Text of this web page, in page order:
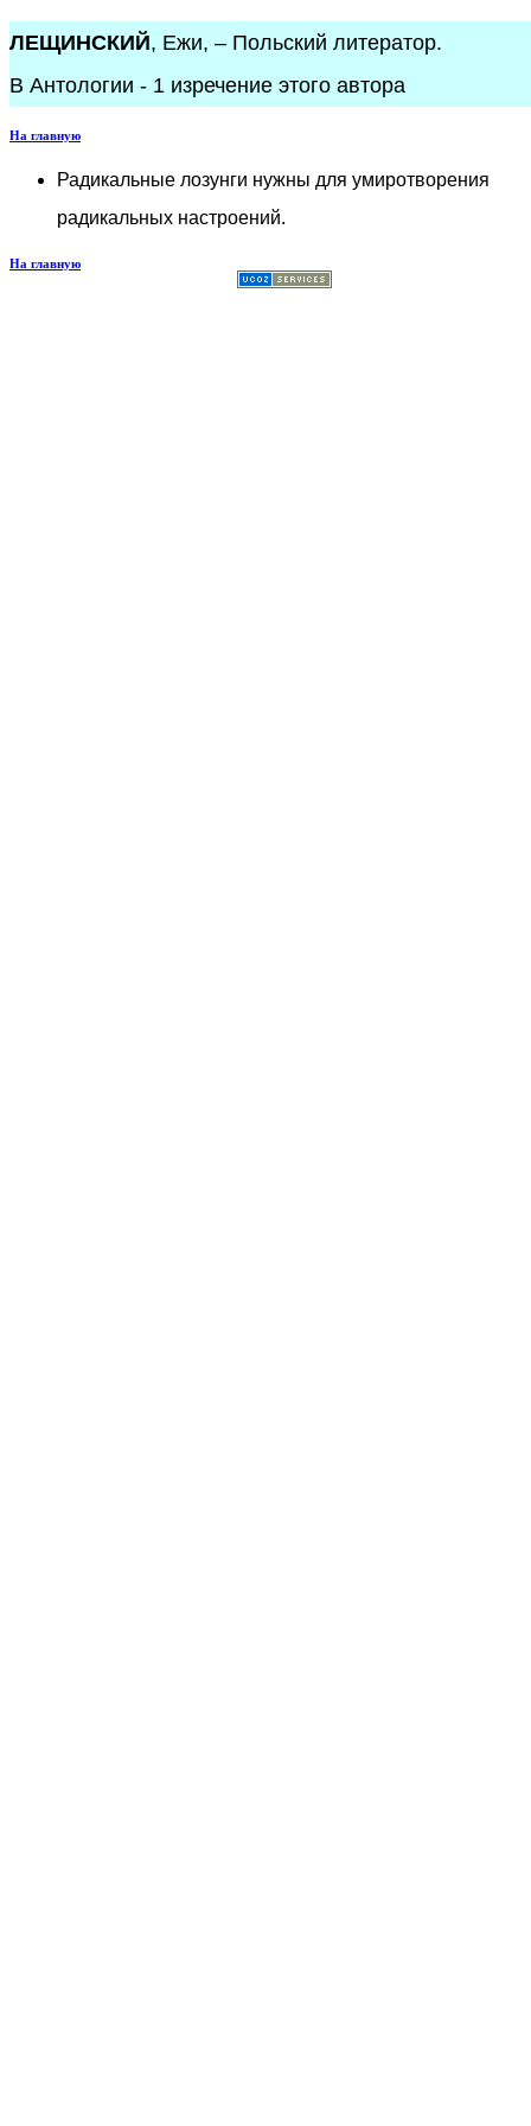
ЛЕЩИНСКИЙ, Ежи, – Польский литератор.
В Антологии - 1 изречение этого автора
На главную
Радикальные лозунги нужны для умиротворения
радикальных настроений.
На главную